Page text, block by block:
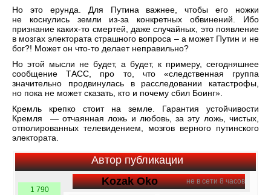
Но это ерунда. Для Путина важнее, чтобы его ножки
не коснулись земли из-за конкретных обвинений. Ибо
признание каких-то смертей, даже случайных, это появление
в мозгах электората страшного вопроса – а может Путин и не
бог?! Может он что-то делает неправильно?
Но этой мысли не будет, а будет, к примеру, сегодняшнее
сообщение ТАСС, про то, что «следственная группа
значительно продвинулась в расследовании катастрофы,
но пока не может сказать, кто и почему сбил Боинг».
Кремль крепко стоит на земле. Гарантия устойчивости
Кремля — отчаянная ложь и любовь, за эту ложь, чистых,
отполированных телевидением, мозгов верного путинского
электората.
Автор публикации
не в сети 8 часов
Kozak Oko
1 790